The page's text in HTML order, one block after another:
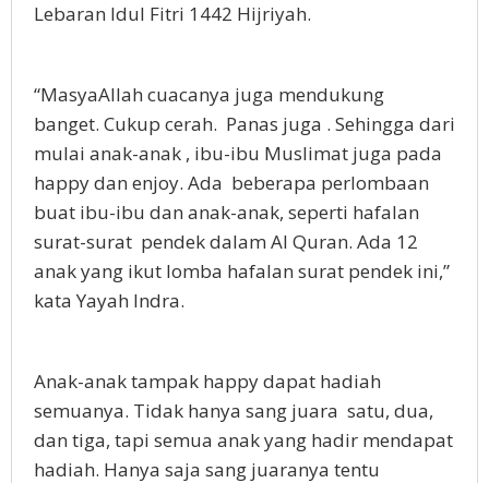
Lebaran Idul Fitri 1442 Hijriyah.
“MasyaAllah cuacanya juga mendukung
banget. Cukup cerah. Panas juga . Sehingga dari
mulai anak-anak , ibu-ibu Muslimat juga pada
happy dan enjoy. Ada beberapa perlombaan
buat ibu-ibu dan anak-anak, seperti hafalan
surat-surat pendek dalam Al Quran. Ada 12
anak yang ikut lomba hafalan surat pendek ini,”
kata Yayah Indra.
Anak-anak tampak happy dapat hadiah
semuanya. Tidak hanya sang juara satu, dua,
dan tiga, tapi semua anak yang hadir mendapat
hadiah. Hanya saja sang juaranya tentu